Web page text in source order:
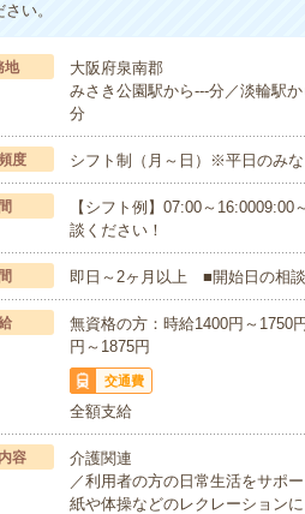
い。
地
大阪府泉南郡
みさき公園駅から---分／淡輪駅
分
度 シフト制（月～日）※平日のみ
【シフト例】07:00～
談ください！
即日～2ヶ月以上 ■開始日の相談
無資格の方：時給1400円～1750
円～1875円
交通費
全額支給
容
介護関連
／利用者の方の日常生活をサポ
紙や体操などのレクレーション